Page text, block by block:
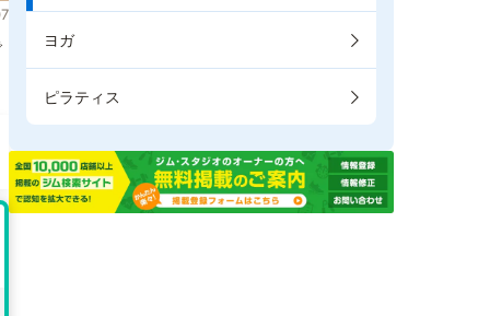
ヨガ
ピラティス